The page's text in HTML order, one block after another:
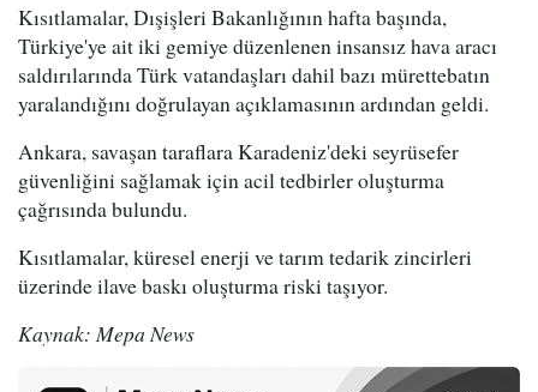
Kısıtlamalar, Dışişleri Bakanlığının hafta başında,
Türkiye'ye ait iki gemiye düzenlenen insansız hava aracı
saldırılarında Türk vatandaşları dahil bazı mürettebatın
yaralandığını doğrulayan açıklamasının ardından geldi.
Ankara, savaşan taraflara Karadeniz'deki seyrüsefer
güvenliğini sağlamak için acil tedbirler oluşturma
çağrısında bulundu.
Kısıtlamalar, küresel enerji ve tarım tedarik zincirleri
üzerinde ilave baskı oluşturma riski taşıyor.
Kaynak: Mepa News